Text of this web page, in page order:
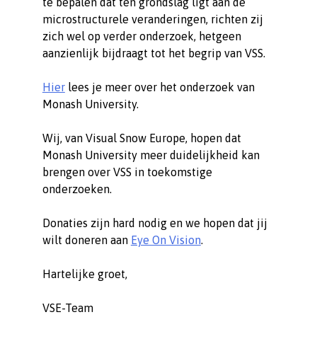
microstructurele veranderingen, richten zij
zich wel op verder onderzoek, hetgeen
aanzienlijk bijdraagt tot het begrip van VSS.
Hierlees je meer over het onderzoek van
Monash University.
Wij, van Visual Snow Europe, hopen dat
Monash University meer duidelijkheid kan
brengen over VSS in toekomstige
onderzoeken.
Donaties zijn hard nodig en we hopen dat jij
wilt doneren aan Eye On Vision
Hartelijke groet,
VSE-Team